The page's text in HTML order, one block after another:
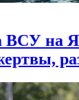
ВСУ на